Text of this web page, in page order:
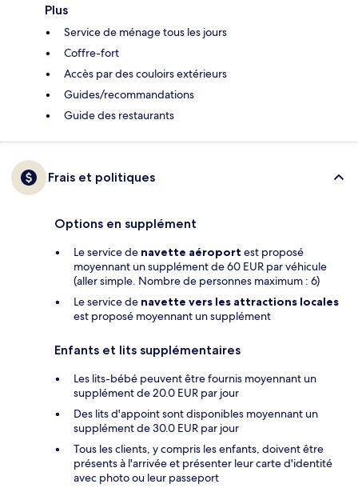
Plus
Service de ménage tous les jours
Coffre-fort
Accès par des couloirs extérieurs
Guides/recommandations
Guide des restaurants
Frais et politiques
Options en supplément
Le service de navette aéroport est proposé
moyennant un supplément de 60 EUR par véhicule
(aller simple. Nombre de personnes maximum : 6)
Le service de navette vers les attractions locales
est proposé moyennant un supplément
Enfants et lits supplémentaires
Les lits-bébé peuvent être fournis moyennant un
supplément de 20.0 EUR par jour
Des lits d'appoint sont disponibles moyennant un
supplément de 30.0 EUR par jour
Tous les clients, y compris les enfants, doivent être
présents à l'arrivée et présenter leur carte d'identité
avec photo ou leur passeport